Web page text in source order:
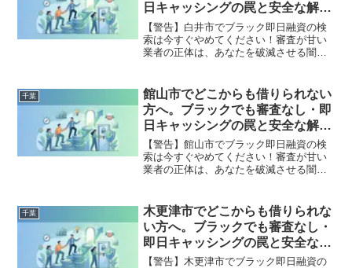
日キャッシングの罠と安全な解決
策
【警告】白井市でブラック即日融資の検
索は今すぐやめてください！審査が甘い
業者の正体は、あなたを破滅させる闇金
市で違法業者を避け、借金地獄から抜け
出した方々の実体験と確実な解決策を完
全公開。
千葉
館山市でどこからも借りられない
方へ。ブラックでも審査なし・即
日キャッシングの罠と安全な解決
策
【警告】館山市でブラック即日融資の検
索は今すぐやめてください！審査が甘い
業者の正体は、あなたを破滅させる闇金
市で違法業者を避け、借金地獄から抜け
出した方々の実体験と確実な解決策を完
全公開。
千葉
木更津市でどこからも借りられな
い方へ。ブラックでも審査なし・
即日キャッシングの罠と安全な解
決策
【警告】木更津市でブラック即日融資の